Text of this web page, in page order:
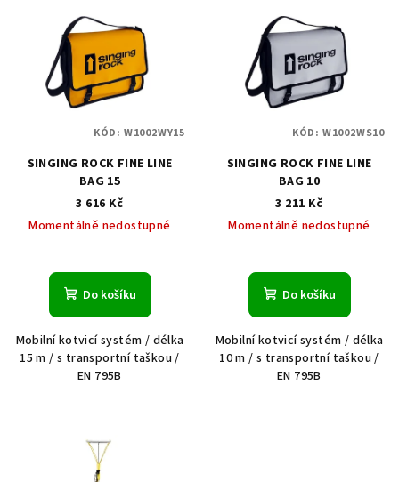
SINGING ROCK FINE LINE
BAG 15
3 616 Kč
Momentálně nedostupné
Do košíku
Mobilní kotvicí systém / délka
15 m / s transportní taškou /
EN 795B
KÓD: W1002WY15
SINGING ROCK FINE LINE
BAG 10
3 211 Kč
Momentálně nedostupné
Do košíku
Mobilní kotvicí systém / délka
10 m / s transportní taškou /
EN 795B
KÓD: W1002WS10